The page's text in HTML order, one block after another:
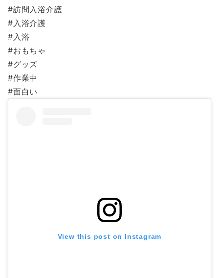
#訪問入浴介護
#入浴介護
#入浴
#おもちゃ
#グッズ
#作業中
#面白い
View this post on Instagram